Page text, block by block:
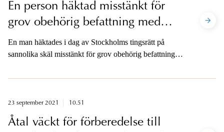
En person häktad misstänkt för
grov obehörig befattning med
hemlig uppgift
En man häktades i dag av Stockholms tingsrätt på
sannolika skäl misstänkt för grov obehörig befattning
i veckan. Åklagaren kommenterar tingsrättens beslut.
23 september 2021 10.51
Åtal väckt för förberedelse till